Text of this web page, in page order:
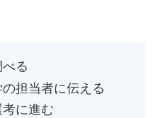
る
担当者に伝える
に進む